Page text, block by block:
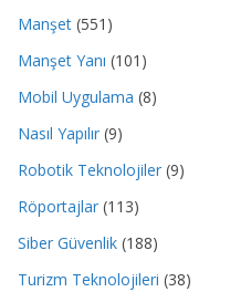
Manşet (551)
Manşet Yanı (101)
Mobil Uygulama (8)
Nasıl Yapılır (9)
Robotik Teknolojiler (9)
Röportajlar (113)
Siber Güvenlik (188)
Turizm Teknolojileri (38)